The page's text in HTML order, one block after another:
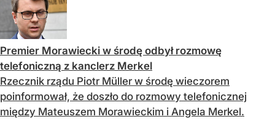
Premier Morawiecki w środę odbył rozmowę
telefoniczną z kanclerz Merkel
Rzecznik rządu Piotr Müller w środę wieczorem
poinformował, że doszło do rozmowy telefonicznej
między Mateuszem Morawieckim i Angela Merkel.